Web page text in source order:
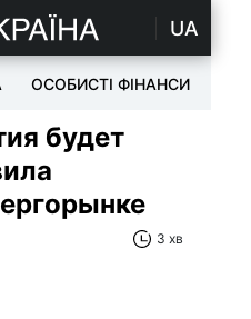
UA
ОСОБИСТІ ФІНАНСИ
будет
3 хв